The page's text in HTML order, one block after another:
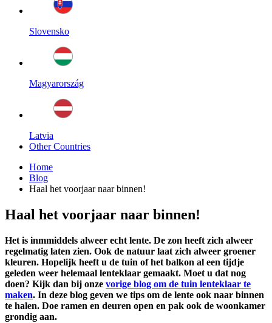
Slovensko
Magyarország
Latvia
Other Countries
Home
Blog
Haal het voorjaar naar binnen!
Haal het voorjaar naar binnen!
Het is inmmiddels alweer echt lente. De zon heeft zich alweer
regelmatig laten zien. Ook de natuur laat zich alweer groener
kleuren. Hopelijk heeft u de tuin of het balkon al een tijdje
geleden weer helemaal lenteklaar gemaakt. Moet u dat nog
doen? Kijk dan bij onze vorige blog om de tuin lenteklaar te
maken. In deze blog geven we tips om de lente ook naar binnen
te halen. Doe ramen en deuren open en pak ook de woonkamer
grondig aan.